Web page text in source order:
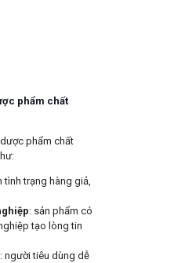
phẩm chất
phẩm chất
tình trạng hàng giả,
: sản phẩm có
tạo lòng tin
: người tiêu dùng dễ